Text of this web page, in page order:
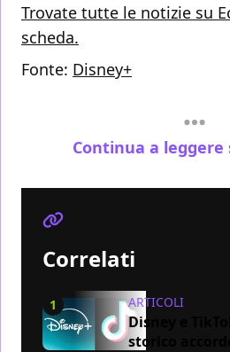
Trovate tutte le notizie su
scheda.
Fonte: Disney+
Continua a leggere
Correlati
1 ARTICOLI
Disney e
storico